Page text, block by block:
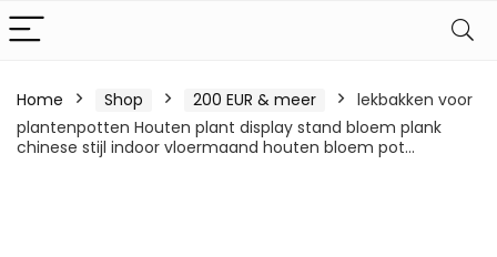
Home Shop 200 EUR & meer
lekbakken voor
plantenpotten Houten plant display stand bloem plank
chinese stijl indoor vloermaand houten bloem pot…